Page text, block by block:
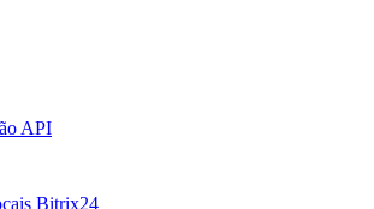
API
Bitrix24